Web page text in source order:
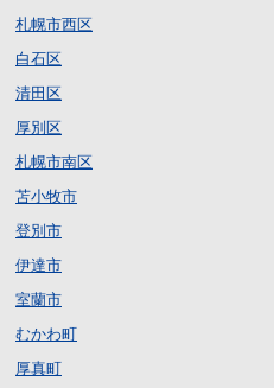
札幌市西区
白石区
清田区
厚別区
札幌市南区
苫小牧市
登別市
伊達市
室蘭市
むかわ町
厚真町